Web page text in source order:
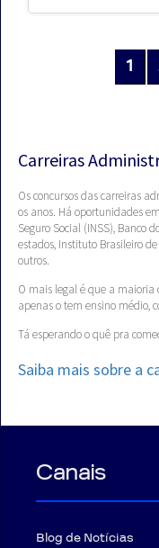
1
Carreiras
Os concursos das carreiras
os anos. Há oportunidades
Seguro Social (INSS), Banco
estados, Instituto Brasileiro
outros.
O mais legal é que a maioria
apenas o tem ensino médio,
Tá esperando o quê pra
Saiba mais sobre a
Canais
Blog de Notícias